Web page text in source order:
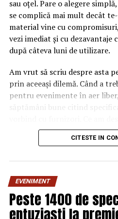
sau oțel. Pare o alegere
se complică mai mult decât
material vine cu
vezi imediat și cu dezavantaje
după câteva luni de utilizare.
Am vrut să scriu despre asta
prin aceeași dilemă. Când a
pentru evenimente în aer
săptămâni bune citind
„corect” depinde mult de
pavilionul și de ce condiții
materialului mai
crezi
CITESTE IN
EVENIMENT
Peste 1400 de
entuziaști la